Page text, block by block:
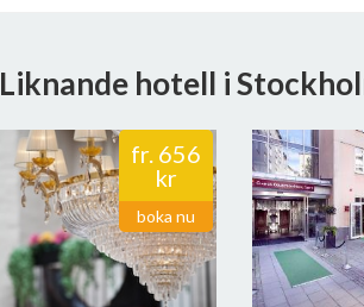
Liknande hotell i
fr. 656
kr
boka nu